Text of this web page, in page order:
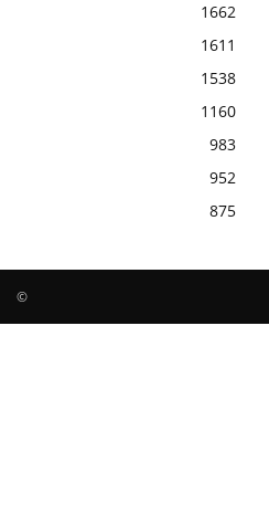
1662
1611
1538
1160
983
952
875
©